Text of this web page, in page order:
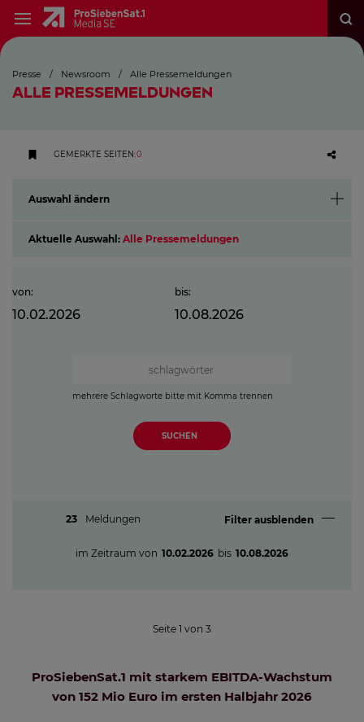
Presse / Newsroom / Alle Pressemeldungen
ALLE PRESSEMELDUNGEN
GEMERKTE SEITEN:0
Aktuelle Auswahl: Alle Pressemeldungen
Auswahl ändern
von:
10.02.2026
bis:
10.08.2026
mehrere Schlagworte bitte mit Komma trennen
SUCHEN
23 Meldungen Filter ausblenden
im Zeitraum von 10.02.2026 bis 10.08.2026
Seite 1 von 3
ProSiebenSat.1 mit starkem EBITDA-Wachstum
von 152 Mio Euro im ersten Halbjahr 2026